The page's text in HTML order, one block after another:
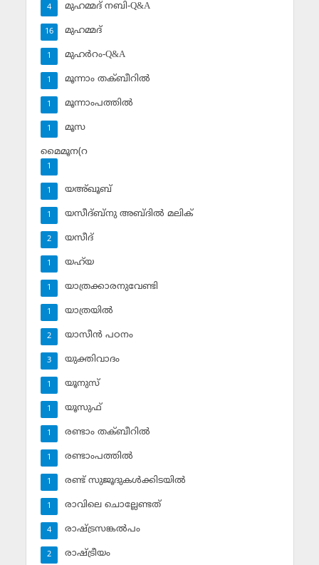
മുഹമ്മദ് നബി-Q&A
4
മുഹമ്മദ്‌
16
മുഹര്‍റം-Q&A
1
മൂന്നാം തക്ബീറില്‍
1
മൂന്നാംപത്തില്‍
1
മൂസ
1
മൈമൂന(റ
1
യഅ്ഖൂബ്‌
1
യസീദ്ബ്‌നു അബ്ദില്‍ മലിക്‌
1
യസീദ്‌
2
യഹ്‌യ
1
യാത്രക്കാരനുവേണ്ടി
1
യാത്രയില്‍
1
യാസീന്‍ പഠനം
2
യുക്തിവാദം
3
യൂനുസ്‌
1
യൂസുഫ്‌
1
രണ്ടാം തക്ബീറില്‍
1
രണ്ടാംപത്തില്‍
1
രണ്ട് സുജൂദുകള്‍ക്കിടയില്‍
1
രാവിലെ ചൊല്ലേണ്ടത്
1
രാഷ്ട്രസങ്കല്‍പം
4
രാഷ്ട്രീയം
2